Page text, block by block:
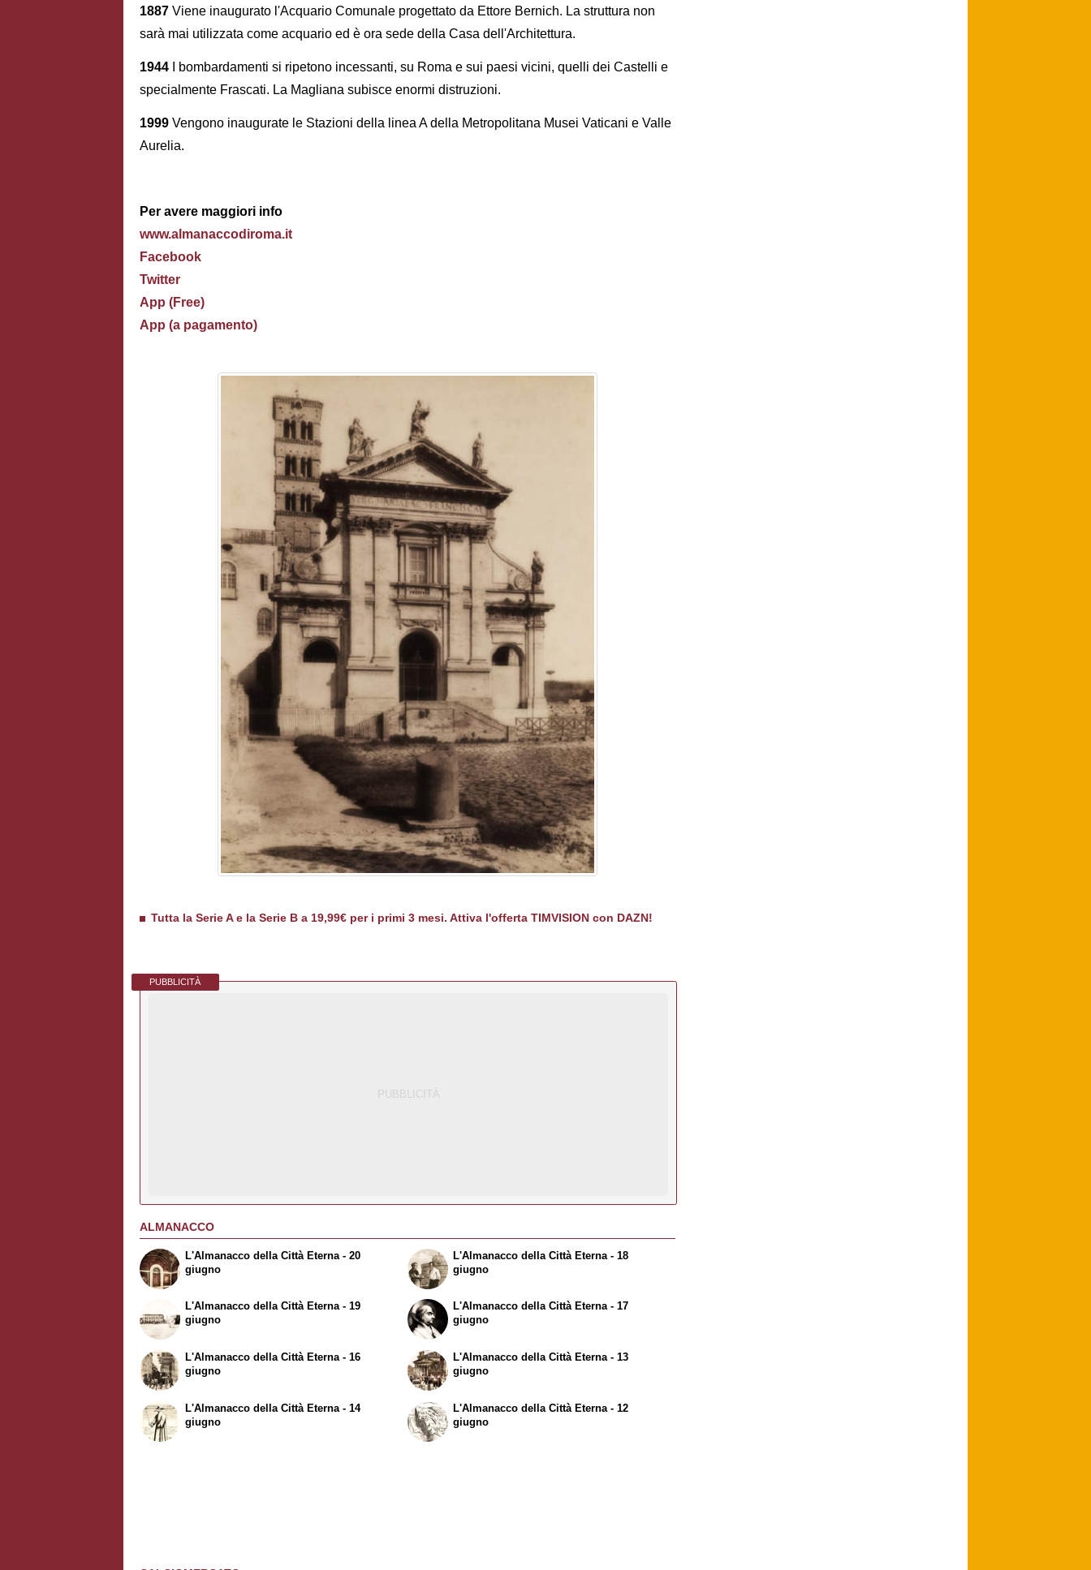
1887 Viene inaugurato l'Acquario Comunale progettato da Ettore Bernich. La struttura non
sarà mai utilizzata come acquario ed è ora sede della Casa dell'Architettura.
1944
I bombardamenti si ripetono incessanti, su Roma e sui paesi vicini, quelli dei Castelli e
specialmente Frascati. La Magliana subisce enormi distruzioni.
1999 Vengono inaugurate le Stazioni della linea A della Metropolitana Musei Vaticani e Valle
Aurelia.
Per avere maggiori info
www.almanaccodiroma.it
Facebook
Twitter
App (Free)
App (a pagamento)
Tutta la Serie A e la Serie B a 19,99€ per i primi 3 mesi. Attiva l'offerta TIMVISION con DAZN!
PUBBLICITÀ
ALMANACCO
L'Almanacco della Città Eterna - 20
giugno
L'Almanacco della Città Eterna - 19
giugno
L'Almanacco della Città Eterna - 18
giugno
L'Almanacco della Città Eterna - 17
giugno
L'Almanacco della Città Eterna - 16
giugno
L'Almanacco della Città Eterna - 14
giugno
L'Almanacco della Città Eterna - 13
giugno
L'Almanacco della Città Eterna - 12
giugno